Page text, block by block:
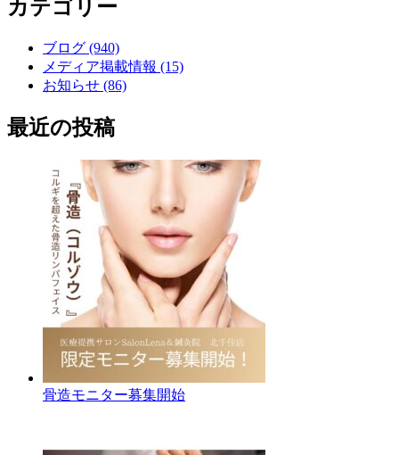
カテゴリー
ブログ (940)
メディア掲載情報 (15)
お知らせ (86)
最近の投稿
骨造モニター募集開始